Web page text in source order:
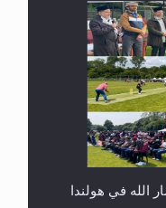
الله في هولندا